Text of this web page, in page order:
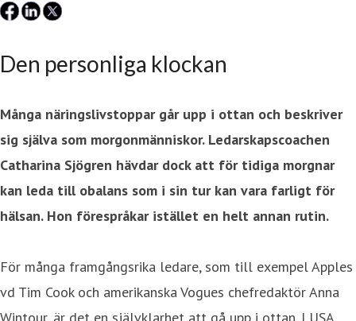
Den personliga klockan
Många näringslivstoppar går upp i ottan och beskriver
sig själva som morgonmänniskor. Ledarskapscoachen
Catharina Sjögren hävdar dock att för tidiga morgnar
kan leda till obalans som i sin tur kan vara farligt för
hälsan. Hon förespråkar istället en helt annan rutin.
För många framgångsrika ledare, som till exempel Apples
vd Tim Cook och amerikanska Vogues chefredaktör Anna
Wintour, är det en självklarhet att gå upp i ottan. I USA